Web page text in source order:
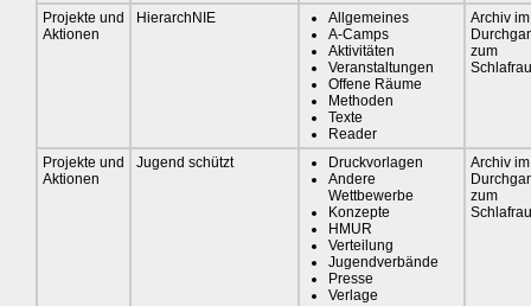
Projekte und
Aktionen
HierarchNIE
Allgemeines
A-Camps
Aktivitäten
Veranstaltungen
Offene Räume
Methoden
Texte
Reader
Archiv im
zum
Projekte und
Aktionen
Jugend schützt
Druckvorlagen
Andere
Wettbewerbe
Konzepte
HMUR
Verteilung
Jugendverbände
Presse
Verlage
Archiv im
zum